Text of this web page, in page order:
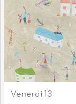
Venerdì 13